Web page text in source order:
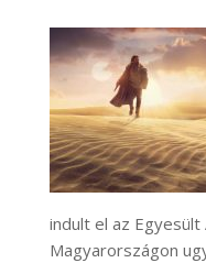
indult el az Egyesült
Magyarországon